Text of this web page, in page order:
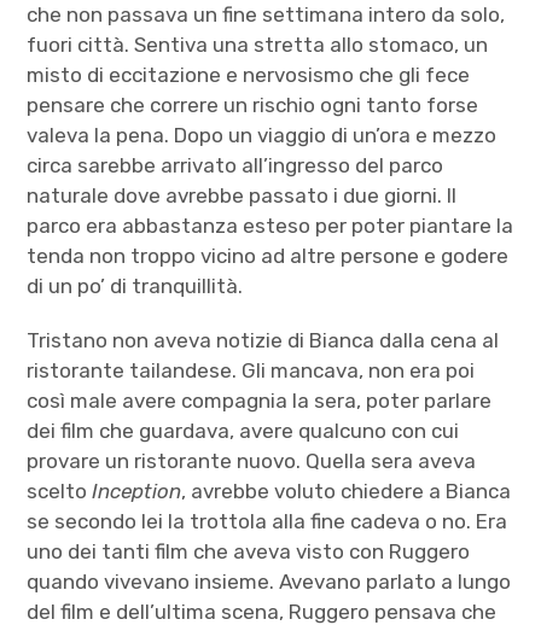
che non passava un fine settimana intero da solo,
fuori città. Sentiva una stretta allo stomaco, un
misto di eccitazione e nervosismo che gli fece
pensare che correre un rischio ogni tanto forse
valeva la pena. Dopo un viaggio di un’ora e mezzo
circa sarebbe arrivato all’ingresso del parco
naturale dove avrebbe passato i due giorni. Il
parco era abbastanza esteso per poter piantare la
tenda non troppo vicino ad altre persone e godere
di un po’ di tranquillità.
Tristano non aveva notizie di Bianca dalla cena al
ristorante tailandese. Gli mancava, non era poi
così male avere compagnia la sera, poter parlare
dei film che guardava, avere qualcuno con cui
provare un ristorante nuovo. Quella sera aveva
sceltoInception, avrebbe voluto chiedere a Bianca
se secondo lei la trottola alla fine cadeva o no. Era
uno dei tanti film che aveva visto con Ruggero
quando vivevano insieme. Avevano parlato a lungo
del film e dell’ultima scena, Ruggero pensava che